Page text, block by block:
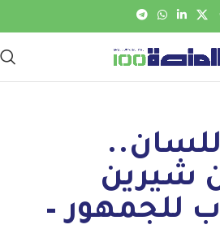
شيرين
للجمهور –